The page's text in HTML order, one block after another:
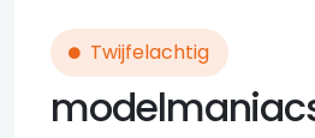
Twijfelachtig